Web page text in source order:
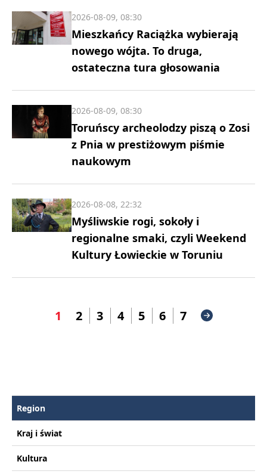
Mieszkańcy Raciążka wybierają
nowego wójta. To druga,
ostateczna tura głosowania
2026-08-09, 08:30
Toruńscy archeolodzy piszą o Zosi
z Pnia w prestiżowym piśmie
naukowym
2026-08-09, 08:30
Myśliwskie rogi, sokoły i
regionalne smaki, czyli Weekend
Kultury Łowieckie w Toruniu
2026-08-08, 22:32
1 2 3 4 5 6 7
Region
Kraj i świat
Kultura